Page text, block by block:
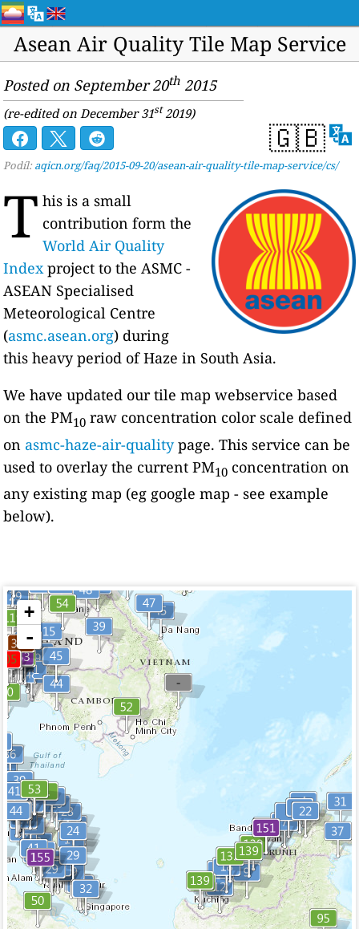
Asean Air Quality Tile Map Service
Posted on September 20th 2015
(re-edited on December 31st2019)
🇬🇧
Podíl: aqicn.org/faq/2015-09-20/asean-air-quality-tile-map-service/cs/
T his is a small
contribution form the
World Air Quality
Indexproject to the ASMC -
ASEAN Specialised
Meteorological Centre
(asmc.asean.org) during
this heavy period of Haze in South Asia.
We have updated our tile map webservice based
on the PM10 raw concentration color scale defined
on asmc-haze-air-qualitypage. This service can be
used to overlay the current PM10 concentration on
any existing map (eg google map - see example
below).
+
-